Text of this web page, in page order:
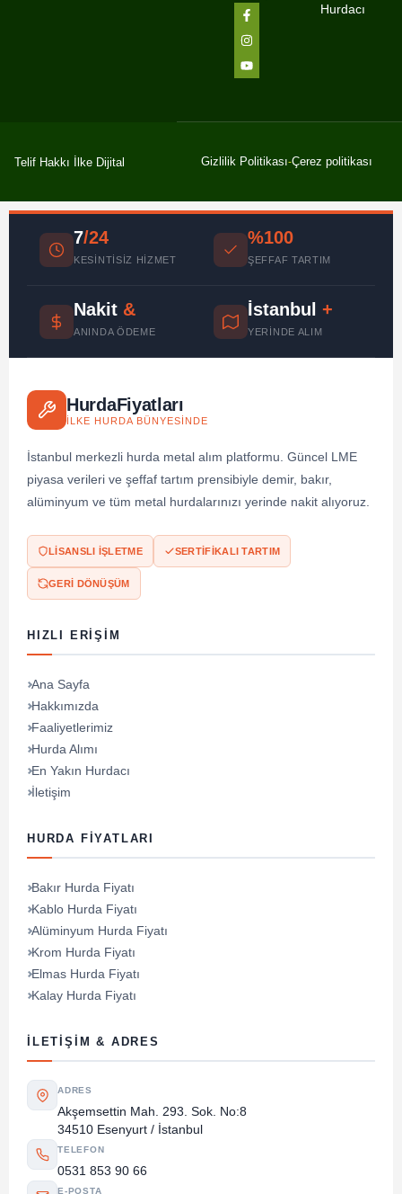
Hurdacı
Telif Hakkı İlke Dijital Gizlilik Politikası Çerez politikası
7/24
KESINTISIZ HIZMET
%100
ŞEFFAF TARTIM
Nakit &
ANINDA ÖDEME
İstanbul +
YERINDE ALIM
HurdaFiyatları
İLKE HURDA BÜNYESINDE
İstanbul merkezli hurda metal alım platformu. Güncel LME
piyasa verileri ve şeffaf tartım prensibiyle demir, bakır,
alüminyum ve tüm metal hurdalarınızı yerinde nakit alıyoruz.
LISANSLI İŞLETME SERTIFIKALI TARTIM
GERI DÖNÜŞÜM
HIZLI ERIŞIM
Ana Sayfa
Hakkımızda
Faaliyetlerimiz
Hurda Alımı
En Yakın Hurdacı
İletişim
HURDA FIYATLARI
Bakır Hurda Fiyatı
Kablo Hurda Fiyatı
Alüminyum Hurda Fiyatı
Krom Hurda Fiyatı
Elmas Hurda Fiyatı
Kalay Hurda Fiyatı
İLETIŞIM & ADRES
ADRES
Akşemsettin Mah. 293. Sok. No:8
34510 Esenyurt / İstanbul
TELEFON
0531 853 90 66
E-POSTA